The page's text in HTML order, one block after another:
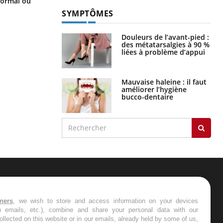
disparaître sans plombage ?
SYMPTÔMES
Douleurs de l’avant-pied :
des métatarsalgies à 90 %
liées à problème d’appui
Mauvaise haleine : il faut
améliorer l’hygiène
bucco-dentaire
les semaines les meilleures
, we wish to store and access information on your devices
emails, etc.), combine and share your personal data with our
on this website or in our emails, already held by some of us,